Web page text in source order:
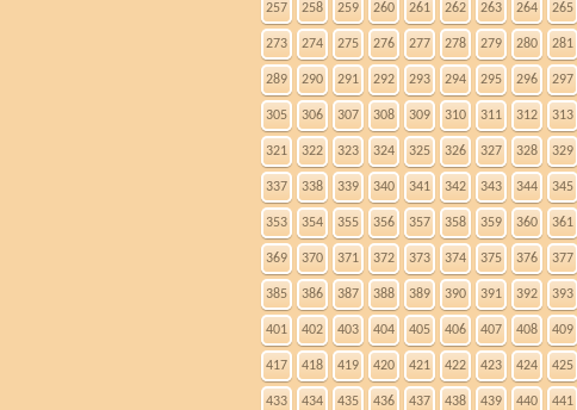
257 258 259 260 261 262 263 264 265
273 274 275 276 277 278 279 280 281
289 290 291 292 293 294 295 296 297
305 306 307 308 309 310 311 312 313
321 322 323 324 325 326 327 328 329
337 338 339 340 341 342 343 344 345
353 354 355 356 357 358 359 360 361
369 370 371 372 373 374 375 376 377
385 386 387 388 389 390 391 392 393
401 402 403 404 405 406 407 408 409
417 418 419 420 421 422 423 424 425
433 434 435 436 437 438 439 440 441